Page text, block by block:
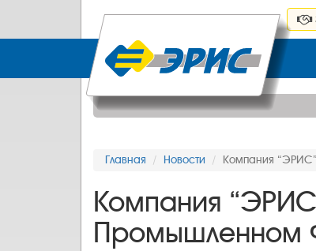
Главная Новости Компания
Компания
Промышленном